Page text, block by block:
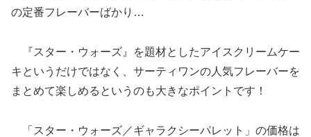
の定番フレーバーばかり…
『スター・ウォーズ』を題材としたアイスクリームケー
キというだけではなく、サーティワンの人気フレーバーを
まとめて楽しめるというのも大きなポイントです！
「スター・ウォーズ／ギャラクシーパレット」の価格は